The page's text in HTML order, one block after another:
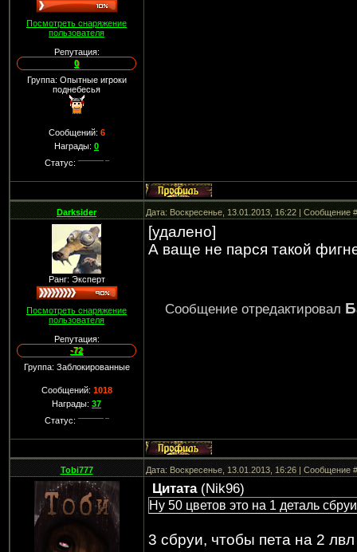
Посмотреть снаряжение
пользователя
Репутация:
0
Группа: Опытные игроки
поднебесья
Сообщений: 6
Награды: 0
Статус:
Darksider Дата: Воскресенье, 13.01.2013, 16:22 | Сообщение
Ранг: Эксперт
Посмотреть снаряжение
пользователя
Репутация:
-72
Группа: Заблокированные
Сообщений: 1018
Награды: 37
Статус:
[удалено]
А ваще не парся такой
Сообщение отредактировал
Tobi777 Дата: Воскресенье, 13.01.2013, 16:26 | Сообщение
Цитата(Nik96)
Ну 50 цветов это на 1 деталь
3 сбруи, чтобы пета на 2